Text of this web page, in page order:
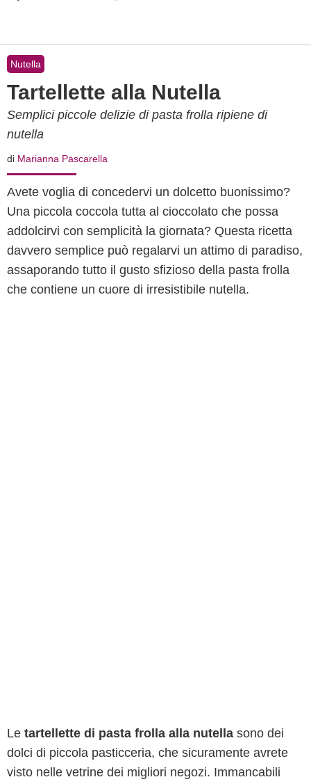
Nutella
Tartellette alla Nutella
Semplici piccole delizie di pasta frolla ripiene di
nutella
di Marianna Pascarella
Avete voglia di concedervi un dolcetto buonissimo?
Una piccola coccola tutta al cioccolato che possa
addolcirvi con semplicità la giornata? Questa ricetta
davvero semplice può regalarvi un attimo di paradiso,
assaporando tutto il gusto sfizioso della pasta frolla
che contiene un cuore di irresistibile nutella.
Le tartellette di pasta frolla alla nutella sono dei
dolci di piccola pasticceria, che sicuramente avrete
visto nelle vetrine dei migliori negozi. Immancabili